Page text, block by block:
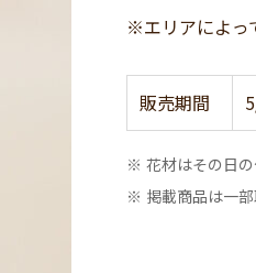
※エリアによっ
販売期間
※ 花材はその日の
※ 掲載商品は一部